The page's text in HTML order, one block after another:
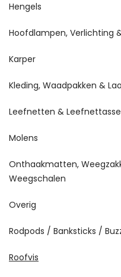
Hengels
Hoofdlampen, Verlichting
Karper
Kleding, Waadpakken &
Leefnetten &
Molens
Onthaakmatten,
Weegschalen
Overig
Rodpods / Banksticks /
Roofvis